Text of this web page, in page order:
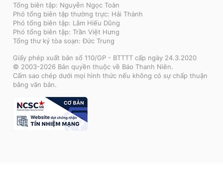
Tổng biên tập: Nguyễn Ngọc Toàn
Phó tổng biên tập thường trực: Hải Thành
Phó tổng biên tập: Lâm Hiếu Dũng
Phó tổng biên tập: Trần Việt Hưng
Tổng thư ký tòa soạn: Đức Trung
Giấy phép xuất bản số 110/GP - BTTTT cấp ngày 24.3.2020
© 2003-2026 Bản quyền thuộc về Báo Thanh Niên.
Cấm sao chép dưới mọi hình thức nếu không có sự chấp thuận
bằng văn bản.